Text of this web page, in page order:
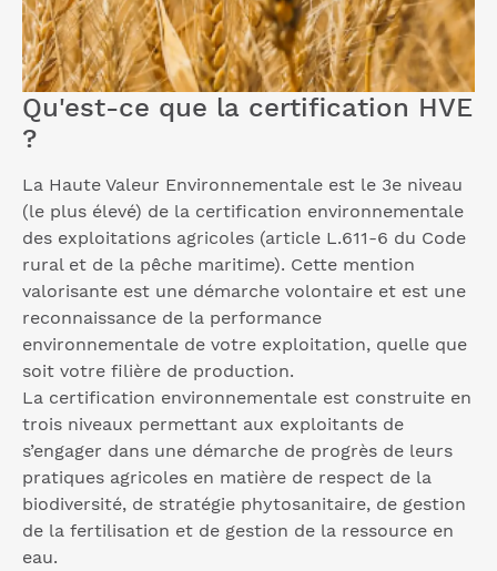
Qu'est-ce que la certification HVE
?
La Haute Valeur Environnementale est le 3e niveau
(le plus élevé) de la certification environnementale
des exploitations agricoles (article L.611-6 du Code
rural et de la pêche maritime). Cette mention
valorisante est une démarche volontaire et est une
reconnaissance de la performance
environnementale de votre exploitation, quelle que
soit votre filière de production.
La certification environnementale est construite en
trois niveaux permettant aux exploitants de
s’engager dans une démarche de progrès de leurs
pratiques agricoles en matière de respect de la
biodiversité, de stratégie phytosanitaire, de gestion
de la fertilisation et de gestion de la ressource en
eau.